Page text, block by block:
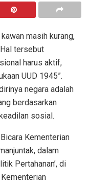
masih kurang,
tersebut
harus aktif,
UUD 1945”.
negara adalah
berdasarkan
sosial.
Kementerian
dalam
Pertahanan’, di